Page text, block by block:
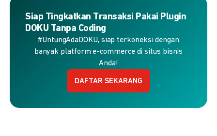
Siap Tingkatkan Transaksi Pakai Plugin
DOKU Tanpa Coding
#UntungAdaDOKU, siap terkoneksi dengan
banyak platform e-commerce di situs bisnis
Anda!
DAFTAR SEKARANG